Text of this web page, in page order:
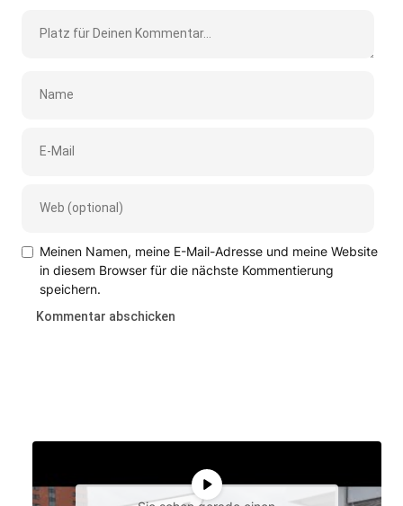
Meinen Namen, meine E-Mail-Adresse und meine Website
in diesem Browser für die nächste Kommentierung
speichern.